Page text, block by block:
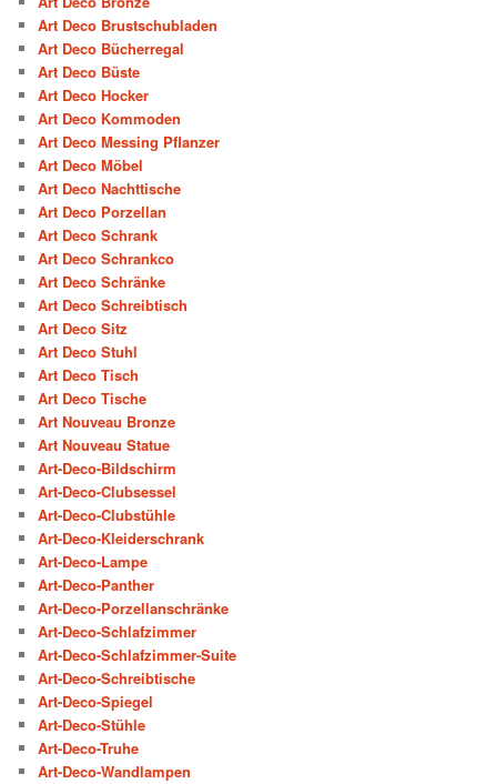
Art Deco Brustschubladen
Art Deco Bücherregal
Art Deco Büste
Art Deco Hocker
Art Deco Kommoden
Art Deco Messing Pflanzer
Art Deco Möbel
Art Deco Nachttische
Art Deco Porzellan
Art Deco Schrank
Art Deco Schrankco
Art Deco Schränke
Art Deco Schreibtisch
Art Deco Sitz
Art Deco Stuhl
Art Deco Tisch
Art Deco Tische
Art Nouveau Bronze
Art Nouveau Statue
Art-Deco-Bildschirm
Art-Deco-Clubsessel
Art-Deco-Clubstühle
Art-Deco-Kleiderschrank
Art-Deco-Lampe
Art-Deco-Panther
Art-Deco-Porzellanschränke
Art-Deco-Schlafzimmer
Art-Deco-Schlafzimmer-Suite
Art-Deco-Schreibtische
Art-Deco-Spiegel
Art-Deco-Stühle
Art-Deco-Truhe
Art-Deco-Wandlampen